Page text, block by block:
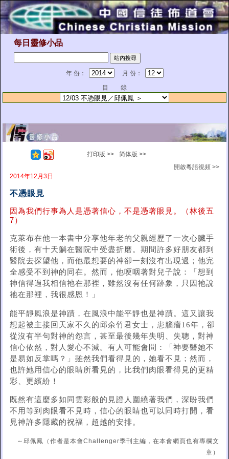
每日靈修小品
年 份：
月 份：
目 錄
打印版 >>
简体版 >>
開啟粵語視頻 >>
2014年12月3日
不憑眼見
因為我們行事為人是憑著信心，不是憑著眼見。（林後五
7）
克萊布在他一本書中分享他年老的父親經歷了一次心臟手
術後，有十天躺在醫院中受盡折磨。期間許多好朋友都到
醫院去探望他，而他最想要的神卻一刻沒有出現過；他完
全感受不到神的同在。然而，他哽咽著對兒子說：「想到
神信得過我相信祂在那裡，雖然沒有任何跡象，只因祂說
祂在那裡，我很感恩！」
能平靜風浪是神蹟，在風浪中能平靜也是神蹟。這又讓我
想起被主接回天家不久的邱余竹君女士，患腦瘤16年，卻
從沒有半句對神的怨言，甚至最後幾年失明、失聰，對神
信心依然，對人愛心不減。有人可能會問：「神要醫她不
是易如反掌嗎？」雖然我們看得見的，她看不見；然而，
也許她用信心的眼睛所看見的，比我們肉眼看得見的更精
彩、更繽紛！
既然有這麼多如同雲彩般的見證人圍繞著我們，深盼我們
不用等到肉眼看不見時，信心的眼睛也可以同時打開，看
見神許多隱藏的祝福，超越的安排。
～邱佩鳳（作者是本會Challenger季刊主編，在本會網頁也有專欄文
章）